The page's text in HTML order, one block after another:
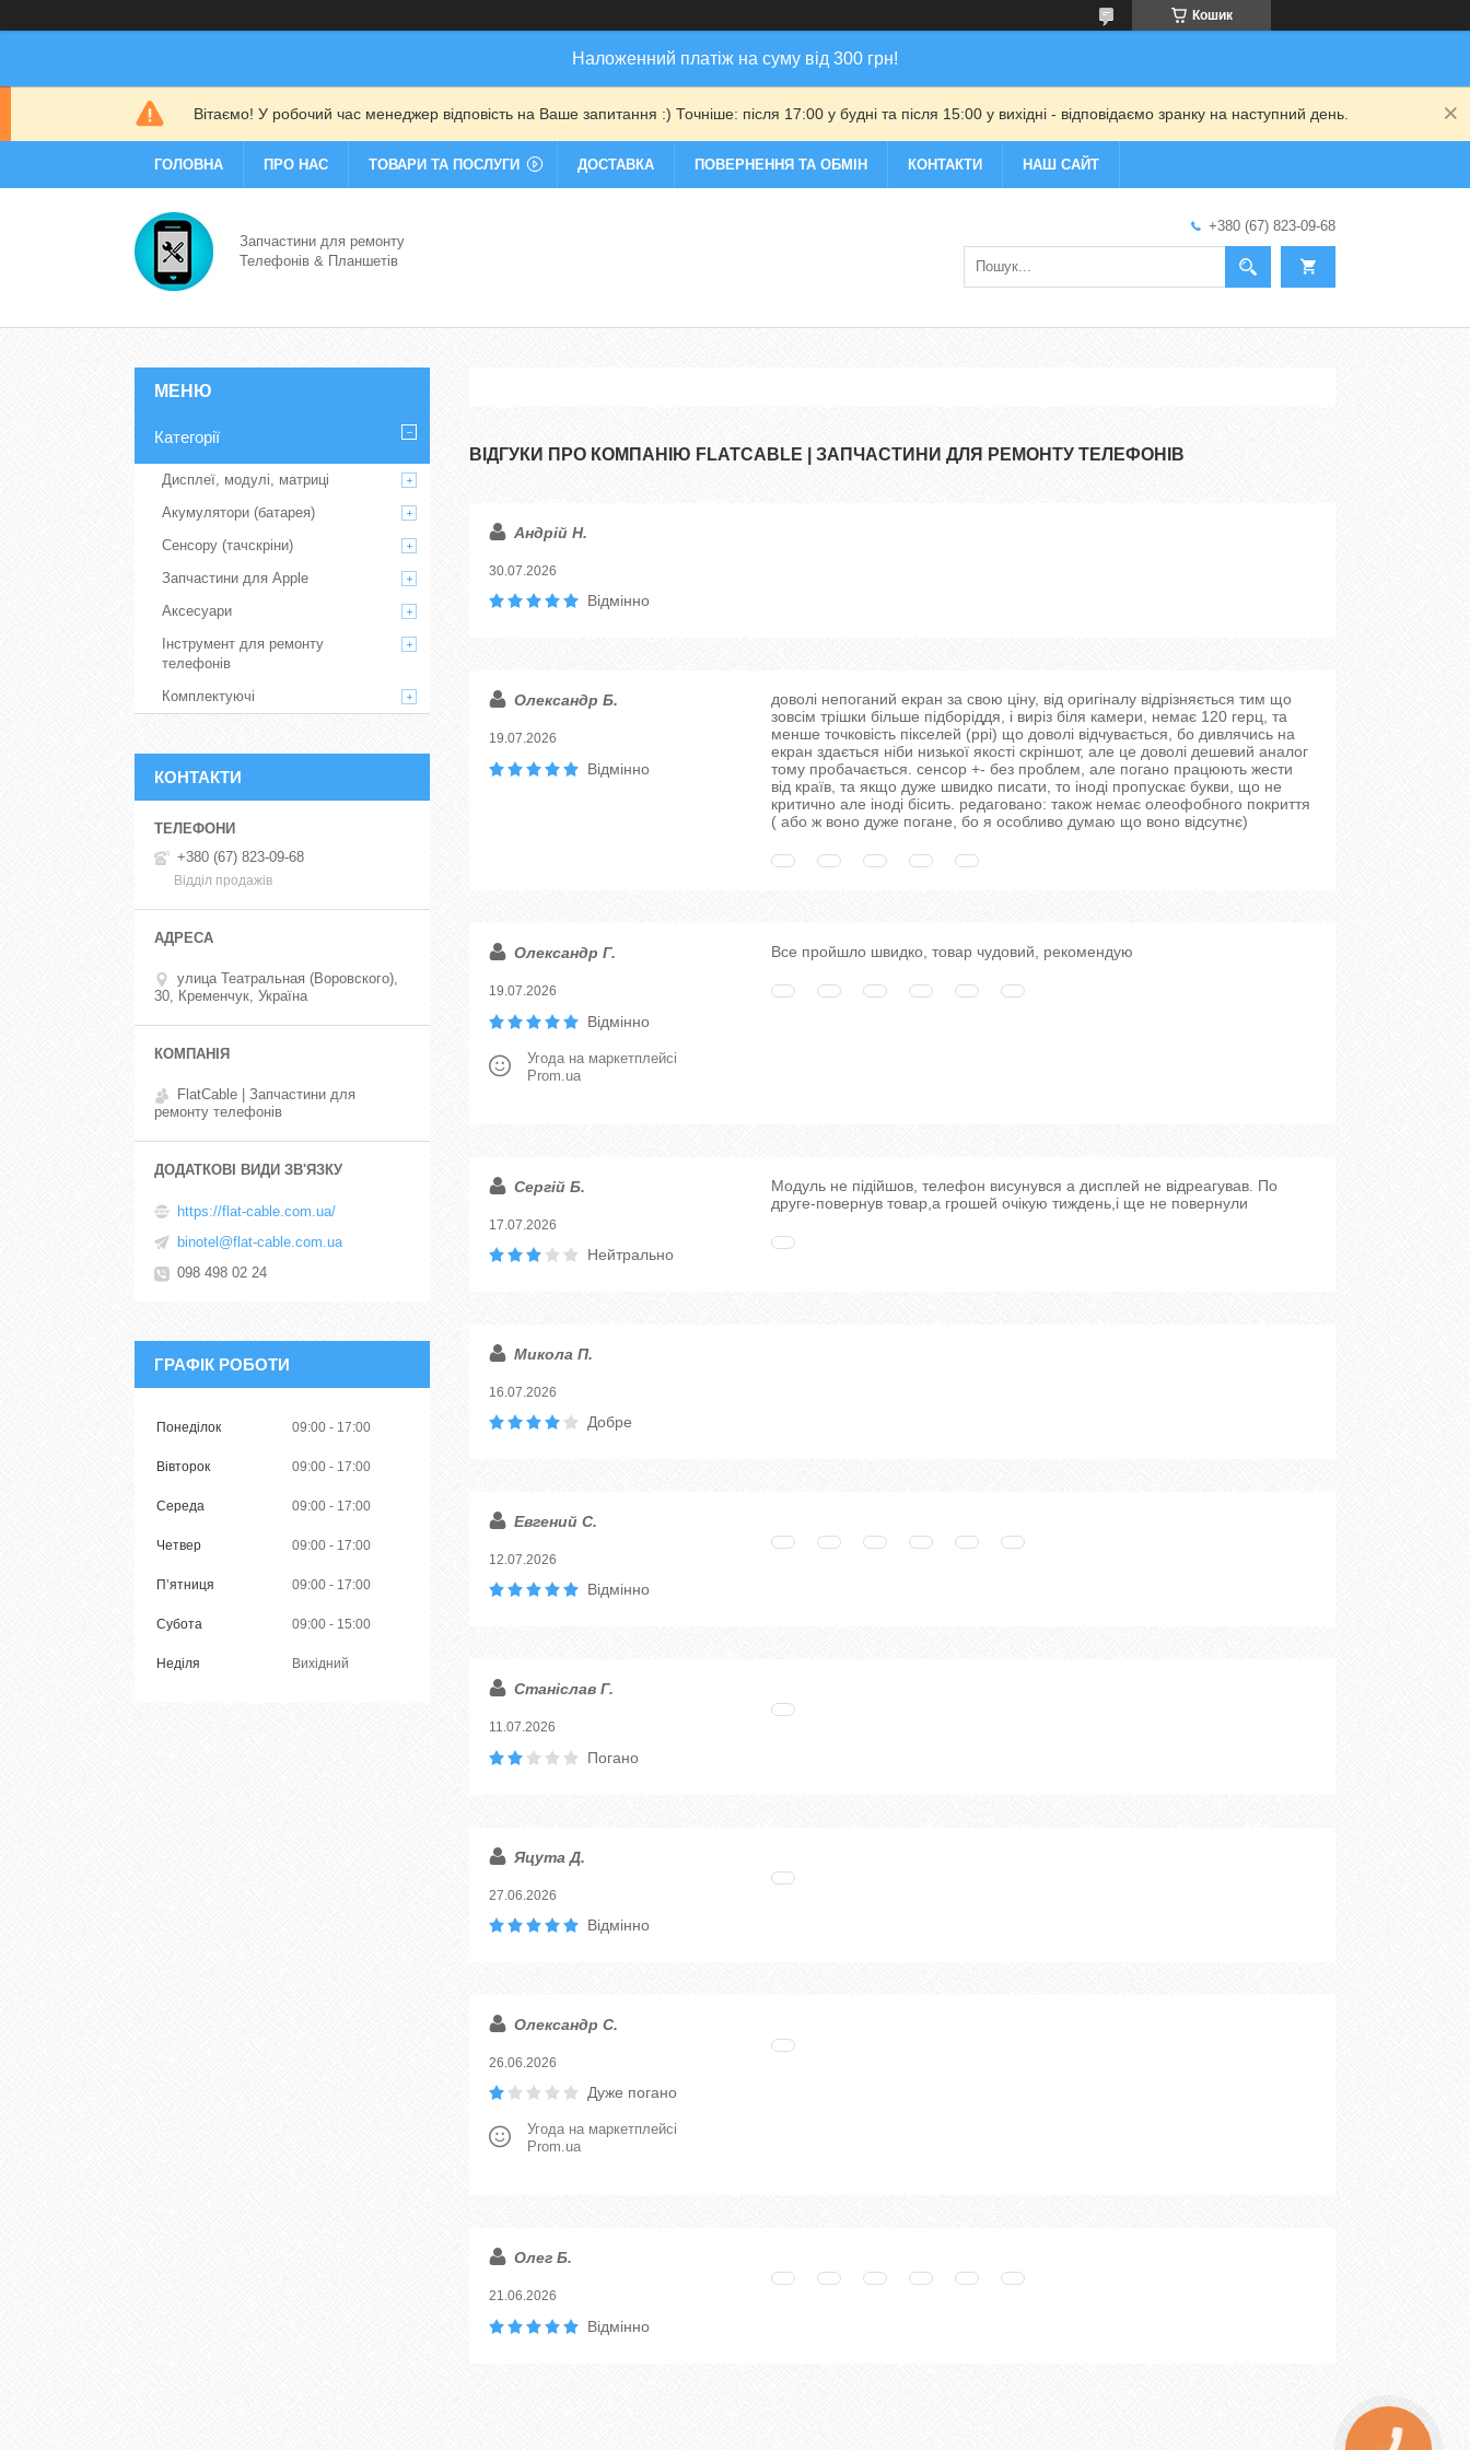
Кошик
Наложенний платіж на суму від 300 грн!
Вітаємо! У робочий час менеджер відповість на Ваше запитання :) Точніше: після 17:00 у будні та після 15:00 у вихідні - відповідаємо зранку на наступний день.
ГОЛОВНА ПРО НАС ТОВАРИ ТА ПОСЛУГИ ДОСТАВКА ПОВЕРНЕННЯ ТА ОБМІН КОНТАКТИ НАШ САЙТ
Запчастини для ремонту
Телефонів & Планшетів
+380 (67) 823-09-68
ВІДГУКИ ПРО КОМПАНІЮ FLATCABLE | ЗАПЧАСТИНИ ДЛЯ РЕМОНТУ ТЕЛЕФОНІВ
Андрій Н.
30.07.2026
Відмінно
Олександр Б.
19.07.2026
Відмінно
доволі непоганий екран за свою ціну, від оригіналу відрізняється тим що
зовсім трішки більше підборіддя, і виріз біля камери, немає 120 герц, та
менше точковість пікселей (ppi) що доволі відчувається, бо дивлячись на
екран здається ніби низької якості скріншот, але це доволі дешевий аналог
тому пробачається. сенсор +- без проблем, але погано працюють жести
від країв, та якщо дуже швидко писати, то іноді пропускає букви, що не
критично але іноді бісить. редаговано: також немає олеофобного покриття
( або ж воно дуже погане, бо я особливо думаю що воно відсутнє)
Олександр Г.
19.07.2026
Відмінно
Угода на маркетплейсі
Prom.ua
Все пройшло швидко, товар чудовий, рекомендую
Сергій Б.
17.07.2026
Нейтрально
Модуль не підійшов, телефон висунувся а дисплей не відреагував. По
друге-повернув товар,а грошей очікую тиждень,і ще не повернули
Микола П.
16.07.2026
Добре
Евгений С.
12.07.2026
Відмінно
Станіслав Г.
11.07.2026
Погано
Яцута Д.
27.06.2026
Відмінно
Олександр С.
26.06.2026
Дуже погано
Угода на маркетплейсі
Prom.ua
Олег Б.
21.06.2026
Відмінно
Категорії
Дисплеї, модулі, матриці
Акумулятори (батарея)
Сенсору (тачскріни)
Запчастини для Apple
Аксесуари
Інструмент для ремонту
телефонів
Комплектуючі
КОНТАКТИ
+380 (67) 823-09-68
Відділ продажів
улица Театральная (Воровского),
30, Кременчук, Україна
FlatCable | Запчастини для
ремонту телефонів
https://flat-cable.com.ua/
binotel@flat-cable.com.ua
098 498 02 24
ГРАФІК РОБОТИ
Понеділок 09:00 17:00
Вівторок 09:00 17:00
Середа 09:00 17:00
Четвер 09:00 17:00
Пʼятниця 09:00 17:00
Субота 09:00 15:00
Неділя Вихідний